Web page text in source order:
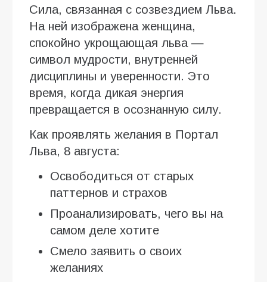
Сила, связанная с созвездием Льва.
На ней изображена женщина,
спокойно укрощающая льва —
символ мудрости, внутренней
дисциплины и уверенности. Это
время, когда дикая энергия
превращается в осознанную силу.
Как проявлять желания в Портал
Льва, 8 августа:
Освободиться от старых
паттернов и страхов
Проанализировать, чего вы на
самом деле хотите
Смело заявить о своих
желаниях